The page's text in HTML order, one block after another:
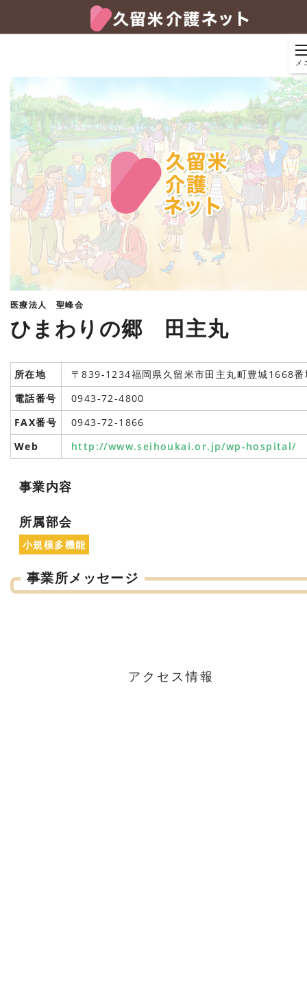
メ
医療法人 聖峰会
ひまわりの郷 田主丸
所在地
〒839-1234福岡県久留米市田主丸町豊城1668
電話番号
0943-72-4800
FAX番号
0943-72-1866
Web
http://www.seihoukai.or.jp/wp-hospital/
事業内容
所属部会
小規模多機能
事業所メッセージ
アクセス情報